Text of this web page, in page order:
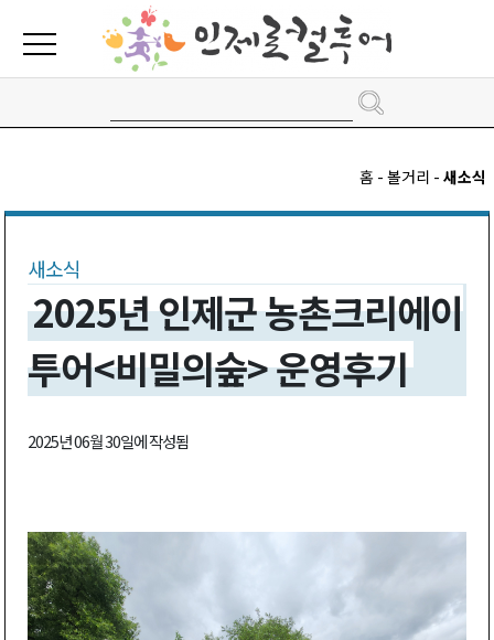
홈 - 볼거리 - 새소식
새소식
2025년 인제군 농촌크리에이
투어<비밀의숲> 운영후기
2025년 06월 30일에 작성됨